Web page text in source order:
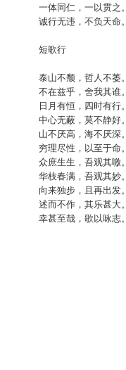
一体同仁，一以贯之。
诚行无违，不负天命。
短歌行
泰山不颓，哲人不萎。
不在兹乎，舍我其谁。
日月有恒，四时有行。
中心无蔽，莫不静好。
山不厌高，海不厌深。
穷理尽性，以至于命。
众庶生生，吾观其噭。
华枝春满，吾观其妙。
向来独步，且再出发。
述而不作，其乐甚大。
幸甚至哉，歌以咏志。